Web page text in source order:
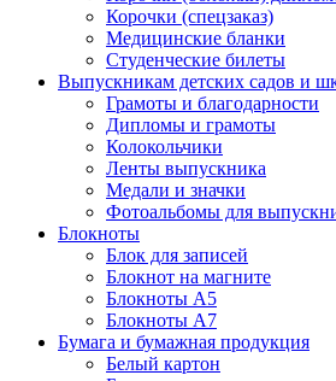
Корочки (спецзаказ)
Медицинские бланки
Студенческие билеты
Выпускникам детских садов и
Грамоты и благодарности
Дипломы и грамоты
Колокольчики
Ленты выпускника
Медали и значки
Фотоальбомы для
Блокноты
Блок для записей
Блокнот на магните
Блокноты А5
Блокноты А7
Бумага и бумажная продукция
Белый картон